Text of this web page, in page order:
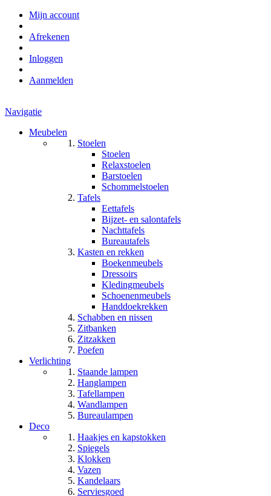
Mijn account
Afrekenen
Inloggen
Aanmelden
Navigatie
Meubelen
Stoelen
Stoelen
Relaxstoelen
Barstoelen
Schommelstoelen
Tafels
Eettafels
Bijzet- en salontafels
Nachttafels
Bureautafels
Kasten en rekken
Boekenmeubels
Dressoirs
Kledingmeubels
Schoenenmeubels
Handdoekrekken
Schabben en nissen
Zitbanken
Zitzakken
Poefen
Verlichting
Staande lampen
Hanglampen
Tafellampen
Wandlampen
Bureaulampen
Deco
Haakjes en kapstokken
Spiegels
Klokken
Vazen
Kandelaars
Serviesgoed